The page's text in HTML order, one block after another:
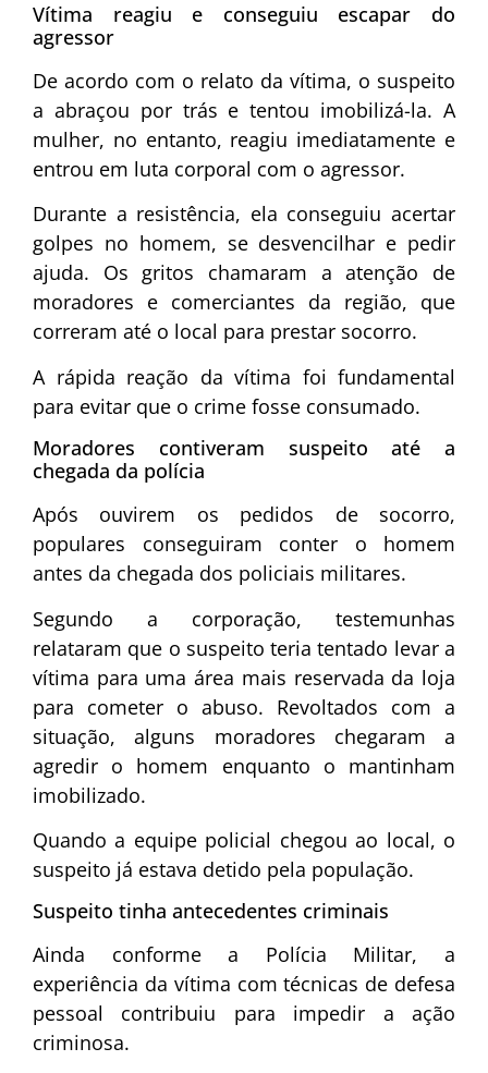
Vítima reagiu e conseguiu escapar do
agressor
De acordo com o relato da vítima, o suspeito
a abraçou por trás e tentou imobilizá-la. A
mulher, no entanto, reagiu imediatamente e
entrou em luta corporal com o agressor.
Durante a resistência, ela conseguiu acertar
golpes no homem, se desvencilhar e pedir
ajuda. Os gritos chamaram a atenção de
moradores e comerciantes da região, que
correram até o local para prestar socorro.
A rápida reação da vítima foi fundamental
para evitar que o crime fosse consumado.
Moradores contiveram suspeito até a
chegada da polícia
Após ouvirem os pedidos de socorro,
populares conseguiram conter o homem
antes da chegada dos policiais militares.
Segundo a corporação, testemunhas
relataram que o suspeito teria tentado levar a
vítima para uma área mais reservada da loja
para cometer o abuso. Revoltados com a
situação, alguns moradores chegaram a
agredir o homem enquanto o mantinham
imobilizado.
Quando a equipe policial chegou ao local, o
suspeito já estava detido pela população.
Suspeito tinha antecedentes criminais
Ainda conforme a Polícia Militar, a
experiência da vítima com técnicas de defesa
pessoal contribuiu para impedir a ação
criminosa.